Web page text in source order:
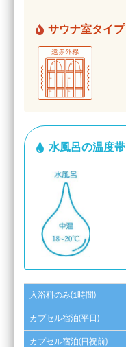
サウナ室タイプ
水風呂の温度帯
入浴料のみ(1時間)
カプセル宿泊(平日)
カプセル宿泊(日祝前)